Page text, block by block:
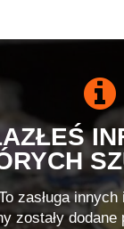
zasługa innych
zostały